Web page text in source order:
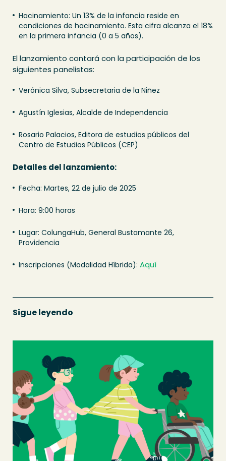
Hacinamiento: Un 13% de la infancia reside en
condiciones de hacinamiento. Esta cifra alcanza el 18%
en la primera infancia (0 a 5 años).
El lanzamiento contará con la participación de los
siguientes panelistas:
Verónica Silva, Subsecretaria de la Niñez
Agustín Iglesias, Alcalde de Independencia
Rosario Palacios, Editora de estudios públicos del
Centro de Estudios Públicos (CEP)
Detalles del lanzamiento:
Fecha: Martes, 22 de julio de 2025
Hora: 9:00 horas
Lugar: ColungaHub, General Bustamante 26,
Providencia
Inscripciones (Modalidad Híbrida): Aquí
Sigue leyendo